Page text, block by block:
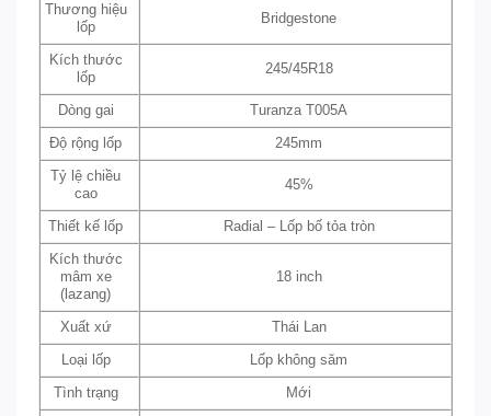
Thương hiệu
lốp
Bridgestone
Kích thước
lốp
245/45R18
Dòng gai Turanza T005A
Độ rộng lốp 245mm
Tỷ lệ chiều
cao
45%
Thiết kế lốp Radial – Lốp bố tỏa tròn
Kích thước
mâm xe
(lazang)
18 inch
Xuất xứ Thái Lan
Loại lốp Lốp không săm
Tình trạng Mới